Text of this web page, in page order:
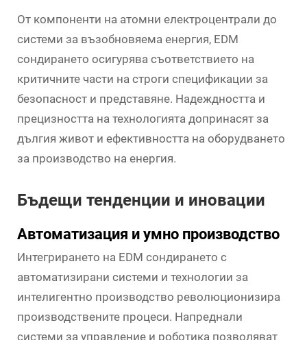
От компоненти на атомни електроцентрали до
системи за възобновяема енергия, EDM
сондирането осигурява съответствието на
критичните части на строги спецификации за
безопасност и представяне. Надеждността и
прецизността на технологията допринасят за
дългия живот и ефективността на оборудването
за производство на енергия.
Бъдещи тенденции и иновации
Автоматизация и умно производство
Интегрирането на EDM сондирането с
автоматизирани системи и технологии за
интелигентно производство революционизира
производствените процеси. Напреднали
системи за управление и роботика позволяват